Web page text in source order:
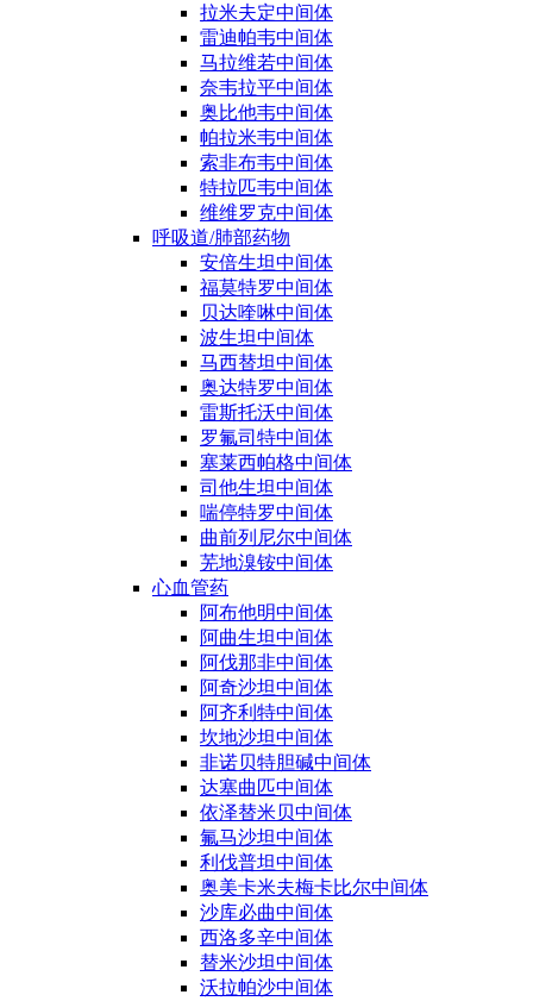
拉米夫定中间体
雷迪帕韦中间体
马拉维若中间体
奈韦拉平中间体
奥比他韦中间体
帕拉米韦中间体
索非布韦中间体
特拉匹韦中间体
维维罗克中间体
呼吸道/肺部药物
安倍生坦中间体
福莫特罗中间体
贝达喹啉中间体
波生坦中间体
马西替坦中间体
奥达特罗中间体
雷斯托沃中间体
罗氟司特中间体
塞莱西帕格中间体
司他生坦中间体
喘停特罗中间体
曲前列尼尔中间体
芜地溴铵中间体
心血管药
阿布他明中间体
阿曲生坦中间体
阿伐那非中间体
阿奇沙坦中间体
阿齐利特中间体
坎地沙坦中间体
非诺贝特胆碱中间体
达塞曲匹中间体
依泽替米贝中间体
氟马沙坦中间体
利伐普坦中间体
奥美卡米夫梅卡比尔中间体
沙库必曲中间体
西洛多辛中间体
替米沙坦中间体
沃拉帕沙中间体